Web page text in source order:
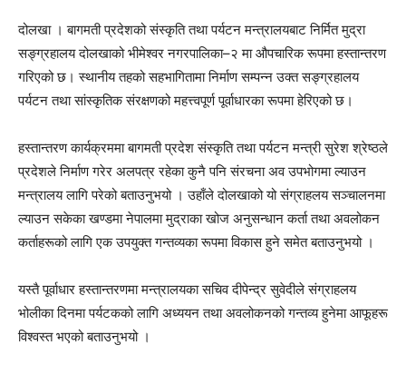
दोलखा । बागमती प्रदेशको संस्कृति तथा पर्यटन मन्त्रालयबाट निर्मित मुद्रा
सङ्ग्रहालय दोलखाको भीमेश्वर नगरपालिका–२ मा औपचारिक रूपमा हस्तान्तरण
गरिएको छ। स्थानीय तहको सहभागितामा निर्माण सम्पन्न उक्त सङ्ग्रहालय
पर्यटन तथा सांस्कृतिक संरक्षणको महत्त्वपूर्ण पूर्वाधारका रूपमा हेरिएको छ।
हस्तान्तरण कार्यक्रममा बागमती प्रदेश संस्कृति तथा पर्यटन मन्त्री सुरेश श्रेष्ठले
प्रदेशले निर्माण गरेर अलपत्र रहेका कुनै पनि संरचना अव उपभोगमा ल्याउन
मन्त्रालय लागि परेको बताउनुभयो । उहाँले दोलखाको यो संग्राहलय सञ्चालनमा
ल्याउन सकेका खण्डमा नेपालमा मुद्राका खोज अनुसन्धान कर्ता तथा अवलोकन
कर्ताहरूको लागि एक उपयुक्त गन्तव्यका रूपमा विकास हुने समेत बताउनुभयो ।
यस्तै पूर्वाधार हस्तान्तरणमा मन्त्रालयका सचिव दीपेन्द्र सुवेदीले संग्राहलय
भोलीका दिनमा पर्यटकको लागि अध्ययन तथा अवलोकनको गन्तव्य हुनेमा आफूहरू
विश्वस्त भएको बताउनुभयो ।